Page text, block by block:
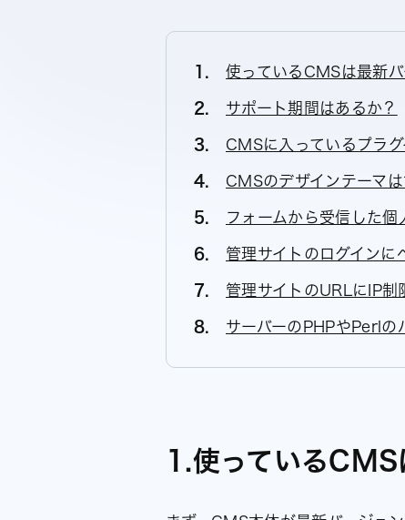
使っているCMSは最新バ
サポート期間はあるか？
CMSに入っているプラ
CMSのデザインテーマは
フォームから受信した個
管理サイトのログインに
管理サイトのURLにIP制
サーバーのPHPやPerlの
1.使っているCMS